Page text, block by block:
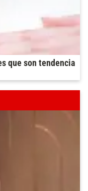
que son tendencia